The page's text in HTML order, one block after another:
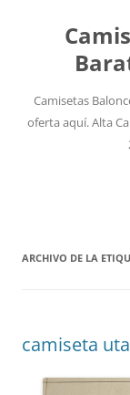
Camisetas
oferta aquí. Alta
ARCHIVO DE LA
camiseta